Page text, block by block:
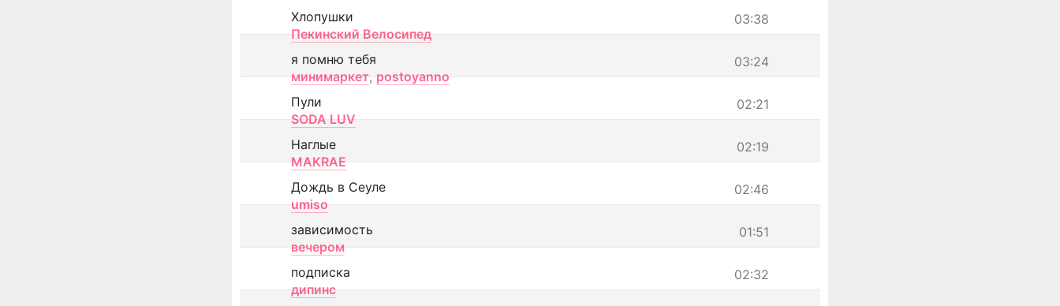
03:38
Хлопушки
Пекинский Велосипед
03:24
я помню тебя
минимаркет, postoyanno
02:21
Пули
SODA LUV
02:19
Наглые
MAKRAE
02:46
Дождь в Сеуле
umiso
01:51
зависимость
вечером
02:32
подписка
дипинс